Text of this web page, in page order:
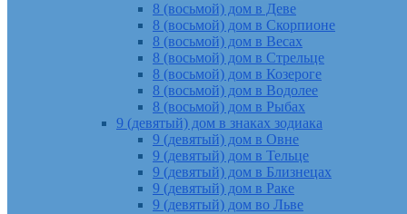
8 (восьмой) дом в Деве
8 (восьмой) дом в Скорпионе
8 (восьмой) дом в Весах
8 (восьмой) дом в Стрельце
8 (восьмой) дом в Козероге
8 (восьмой) дом в Водолее
8 (восьмой) дом в Рыбах
9 (девятый) дом в знаках зодиака
9 (девятый) дом в Овне
9 (девятый) дом в Тельце
9 (девятый) дом в Близнецах
9 (девятый) дом в Раке
9 (девятый) дом во Льве